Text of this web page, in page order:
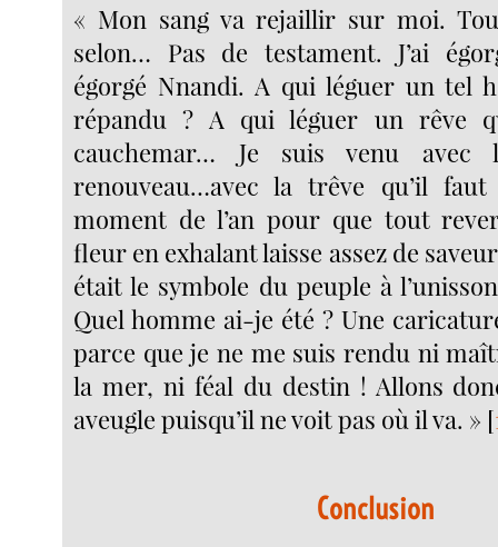
« Mon sang va rejaillir sur moi.
selon… Pas de testament. J’ai
égorgé Nnandi. A qui léguer un tel
répandu ? A qui léguer un rêve
cauchemar… Je suis venu avec
renouveau…avec la trêve qu’il
moment de l’an pour que tout
fleur en exhalant laisse assez de
était le symbole du peuple à
Quel homme ai-je été ? Une
parce que je ne me suis rendu ni
la mer, ni féal du destin ! Allons
aveugle puisqu’il ne voit pas où il va. » [
Conclusion